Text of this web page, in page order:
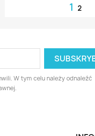
12
W tym celu należy odnaleźć